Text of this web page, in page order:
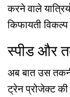
करने वाले
किफायती
स्पीड और
अब बात उस
ट्रेन प्रोजेक्ट